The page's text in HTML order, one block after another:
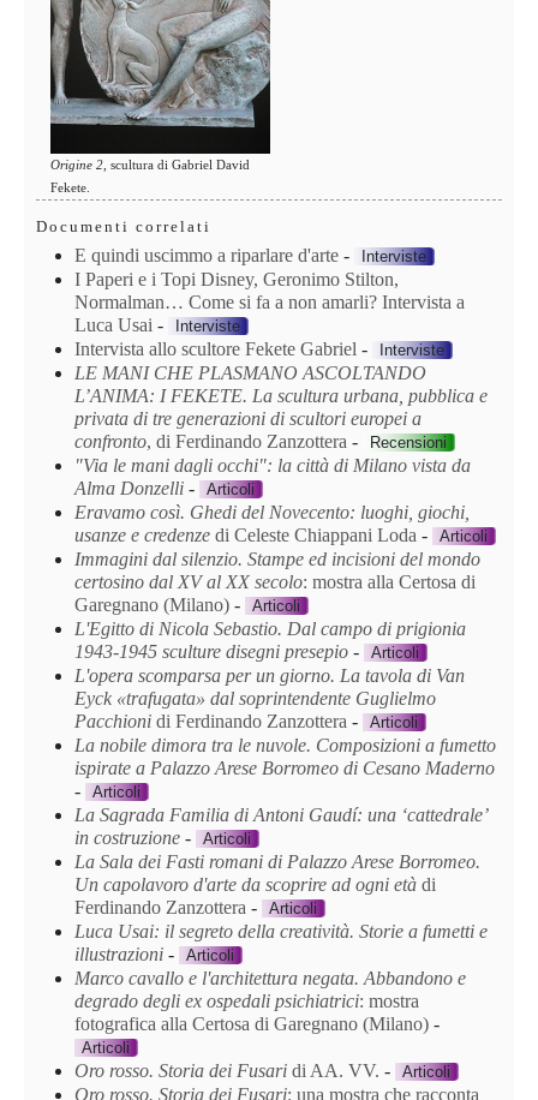
Origine 2 , scultura di Gabriel David
Fekete.
Documenti correlati
E quindi uscimmo a riparlare d'arte - Interviste
I Paperi e i Topi Disney, Geronimo Stilton,
Normalman… Come si fa a non amarli? Intervista a
Luca Usai - Interviste
Intervista allo scultore Fekete Gabriel - Interviste
LE MANI CHE PLASMANO ASCOLTANDO
L’ANIMA: I FEKETE. La scultura urbana, pubblica e
privata di tre generazioni di scultori europei a
confronto, di Ferdinando Zanzottera - Recensioni
"Via le mani dagli occhi": la città di Milano vista da
Alma Donzelli - Articoli
Eravamo così. Ghedi del Novecento: luoghi, giochi,
usanze e credenze di Celeste Chiappani Loda - Articoli
Immagini dal silenzio. Stampe ed incisioni del mondo
certosino dal XV al XX secolo: mostra alla Certosa di
Garegnano (Milano) - Articoli
L'Egitto di Nicola Sebastio. Dal campo di prigionia
1943-1945 sculture disegni presepio - Articoli
L'opera scomparsa per un giorno. La tavola di Van
Eyck «trafugata» dal soprintendente Guglielmo
Pacchioni di Ferdinando Zanzottera - Articoli
La nobile dimora tra le nuvole. Composizioni a fumetto
ispirate a Palazzo Arese Borromeo di Cesano Maderno
-
Articoli
La Sagrada Familia di Antoni Gaudí: una ‘cattedrale’
in costruzione - Articoli
La Sala dei Fasti romani di Palazzo Arese Borromeo.
Un capolavoro d'arte da scoprire ad ogni età di
Ferdinando Zanzottera - Articoli
Luca Usai: il segreto della creatività. Storie a fumetti e
illustrazioni - Articoli
Marco cavallo e l'architettura negata. Abbandono e
degrado degli ex ospedali psichiatrici: mostra
fotografica alla Certosa di Garegnano (Milano) -
Articoli
Oro rosso. Storia dei Fusari di AA. VV. - Articoli
Oro rosso. Storia dei Fusari: una mostra che racconta